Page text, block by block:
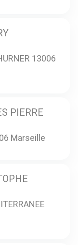
13006
PIERRE
Marseille